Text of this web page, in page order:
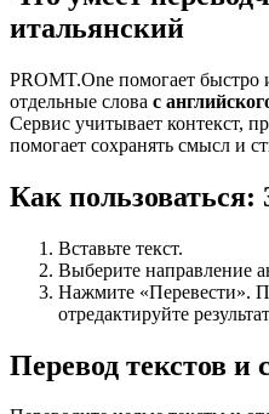
итальянский
PROMT.One помогает быстро
отдельные слова с
Сервис учитывает контекст,
помогает сохранять смысл и
Как пользоваться:
Вставьте текст.
Выберите направление
Нажмите «Перевести».
отредактируйте
Перевод текстов и